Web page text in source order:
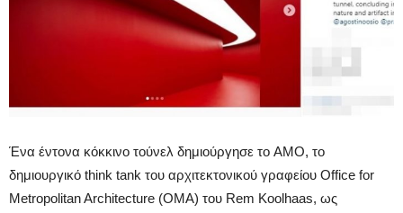
Ένα έντονα κόκκινο τούνελ δημιούργησε το AMO, το
δημιουργικό think tank του αρχιτεκτονικού γραφείου Office for
Metropolitan Architecture (OMA) του Rem Koolhaas, ως